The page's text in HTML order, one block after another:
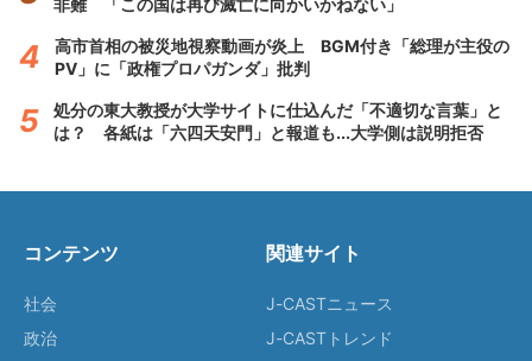
非難 「この国は再び滅亡に向かいかねない」
高市首相の被災地視察動画が炎上 BGM付き「総理が主役の
PV」に「政権プロパガンダ」批判
処分の東大教授が大学サイトに仕込んだ「不適切な言葉」と
は？ 各紙は「六四天安門」と報道も...大学側は説明拒否
コンテンツ
社会
政治
関連サイト
J-CASTニュース
J-CASTトレンド